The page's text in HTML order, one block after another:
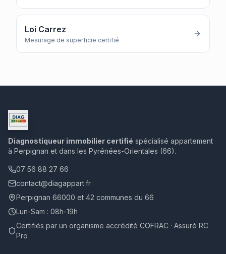
Loi Carrez
Mesurage de superficie certifié
Diagnostiqueur immobilier certifié spécialisé appartement
à Perpignan et dans les Pyrénées-Orientales (66).
07 56 88 27 66
contact@diagappart.fr
Perpignan 66000 et 42 communes du 66
Lun-Sam : 08h-19h
Certifiés par un organisme accrédité COFRAC · Assuré RC
Pro